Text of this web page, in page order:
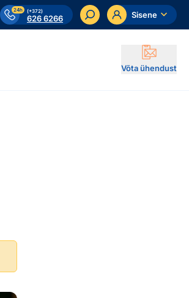
24h (+372)
626 6266 Sisene
Võta ühendust